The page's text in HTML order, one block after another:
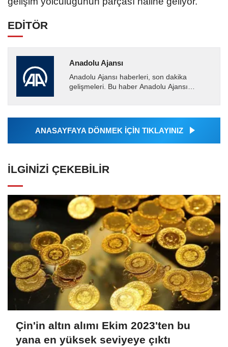
EDİTÖR
Anadolu Ajansı
Anadolu Ajansı haberleri, son dakika
gelişmeleri. Bu haber Anadolu Ajansı
tarafından geçilen tüm...
ANASAYFAYA DÖNMEK İÇİN TIKLAYINIZ
İLGINIZI ÇEKEBILIR
Çin'in altın alımı Ekim 2023'ten bu
yana en yüksek seviyeye çıktı